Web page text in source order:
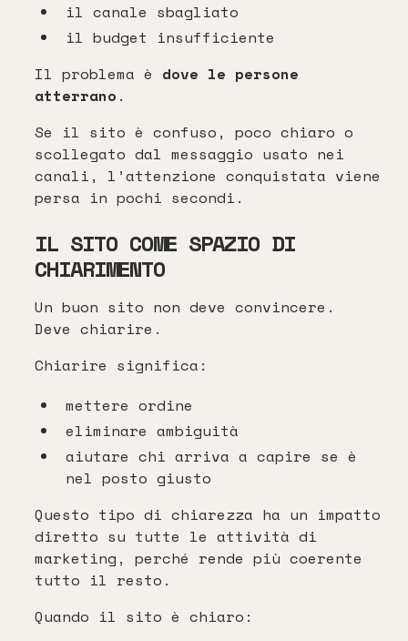
il canale sbagliato
il budget insufficiente
Il problema è dove le persone
atterrano .
Se il sito è confuso, poco chiaro o
scollegato dal messaggio usato nei
canali, l’attenzione conquistata viene
persa in pochi secondi.
IL SITO COME SPAZIO DI
CHIARIMENTO
Un buon sito non deve convincere.
Deve chiarire.
Chiarire significa:
mettere ordine
eliminare ambiguità
aiutare chi arriva a capire se è
nel posto giusto
Questo tipo di chiarezza ha un impatto
diretto su tutte le attività di
marketing, perché rende più coerente
tutto il resto.
Quando il sito è chiaro: